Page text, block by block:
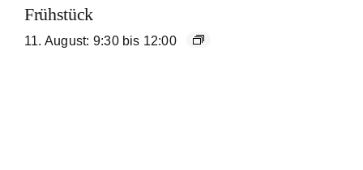
Frühstück
11. August: 9:30 bis 12:00